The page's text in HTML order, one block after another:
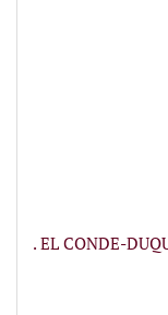
. EL CONDE-